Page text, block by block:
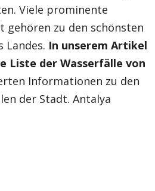
Viele prominente
gehören zu den schönsten
Landes. In unserem Artikel
Liste der Wasserfälle von
Informationen zu den
der Stadt. Antalya